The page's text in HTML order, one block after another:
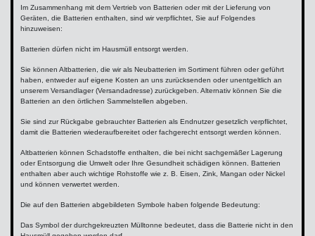
Im Zusammenhang mit dem Vertrieb von Batterien oder mit der Lieferung von
Geräten, die Batterien enthalten, sind wir verpflichtet, Sie auf Folgendes
hinzuweisen:
Batterien dürfen nicht im Hausmüll entsorgt werden.
Sie können Altbatterien, die wir als Neubatterien im Sortiment führen oder geführt
haben, entweder auf eigene Kosten an uns zurücksenden oder unentgeltlich an
unserem Versandlager (Versandadresse) zurückgeben. Alternativ können Sie die
Batterien an den örtlichen Sammelstellen abgeben.
Sie sind zur Rückgabe gebrauchter Batterien als Endnutzer gesetzlich verpflichtet,
damit die Batterien wiederaufbereitet oder fachgerecht entsorgt werden können.
Altbatterien können Schadstoffe enthalten, die bei nicht sachgemäßer Lagerung
oder Entsorgung die Umwelt oder Ihre Gesundheit schädigen können. Batterien
enthalten aber auch wichtige Rohstoffe wie z. B. Eisen, Zink, Mangan oder Nickel
und können verwertet werden.
Die auf den Batterien abgebildeten Symbole haben folgende Bedeutung:
Das Symbol der durchgekreuzten Mülltonne bedeutet, dass die Batterie nicht in den